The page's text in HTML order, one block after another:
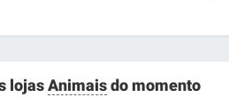
lojasAnimaisdo momento